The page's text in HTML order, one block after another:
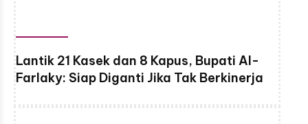
Lantik 21 Kasek dan 8 Kapus, Bupati Al-
Farlaky: Siap Diganti Jika Tak Berkinerja